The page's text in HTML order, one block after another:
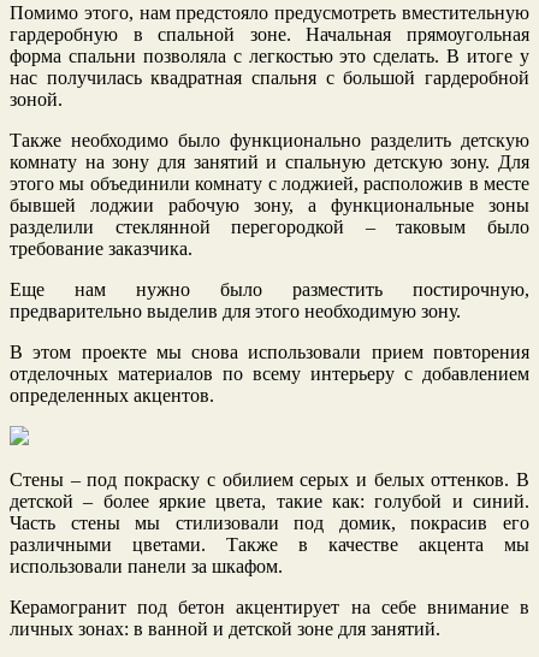
Помимо этого, нам предстояло предусмотреть вместительную
гардеробную в спальной зоне. Начальная прямоугольная
форма спальни позволяла с легкостью это сделать. В итоге у
нас получилась квадратная спальня с большой гардеробной
зоной.
Также необходимо было функционально разделить детскую
комнату на зону для занятий и спальную детскую зону. Для
этого мы объединили комнату с лоджией, расположив в месте
бывшей лоджии рабочую зону, а функциональные зоны
разделили стеклянной перегородкой – таковым было
требование заказчика.
Еще нам нужно было разместить постирочную,
предварительно выделив для этого необходимую зону.
В этом проекте мы снова использовали прием повторения
отделочных материалов по всему интерьеру с добавлением
определенных акцентов.
Стены – под покраску с обилием серых и белых оттенков. В
детской – более яркие цвета, такие как: голубой и синий.
Часть стены мы стилизовали под домик, покрасив его
различными цветами. Также в качестве акцента мы
использовали панели за шкафом.
Керамогранит под бетон акцентирует на себе внимание в
личных зонах: в ванной и детской зоне для занятий.